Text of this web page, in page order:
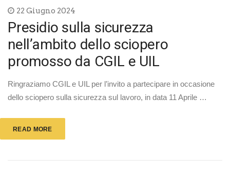
22 Giugno 2024
Presidio sulla sicurezza
nell’ambito dello sciopero
promosso da CGIL e UIL
Ringraziamo CGIL e UIL per l’invito a partecipare in occasione
dello sciopero sulla sicurezza sul lavoro, in data 11 Aprile …
READ MORE